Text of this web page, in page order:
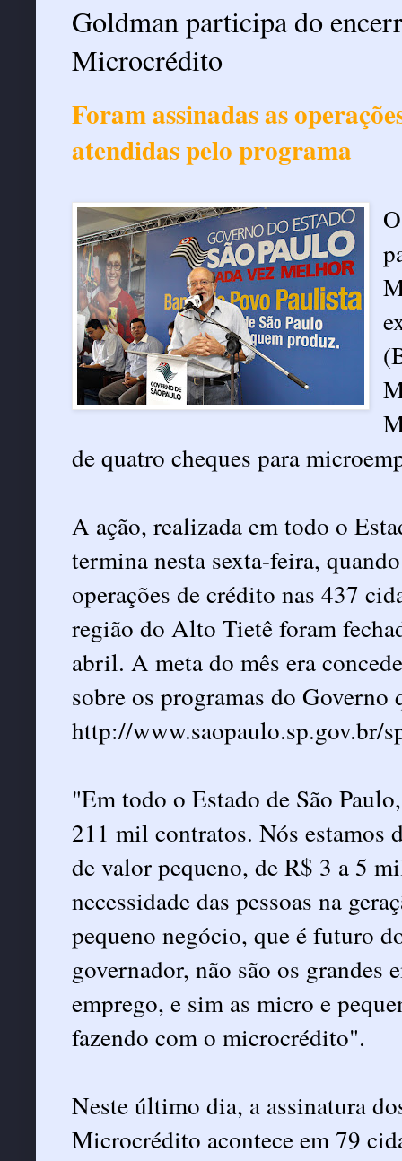
Goldman participa do
Microcrédito
Foram assinadas as
atendidas pelo programa
de quatro cheques para
A ação, realizada em todo o
termina nesta sexta-feira,
operações de crédito nas 437
região do Alto Tietê foram
abril. A meta do mês era
sobre os programas do Governo
http://www.saopaulo.sp.gov.br/
"Em todo o Estado de São
211 mil contratos. Nós estamos
de valor pequeno, de R$ 3 a 5
necessidade das pessoas na
pequeno negócio, que é futuro
governador, não são os grandes
emprego, e sim as micro e
fazendo com o microcrédito".
Neste último dia, a assinatura
Microcrédito acontece em 79